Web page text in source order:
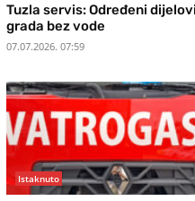
Tuzla servis: Određeni dijelovi
grada bez vode
07.07.2026. 07:59
Istaknuto